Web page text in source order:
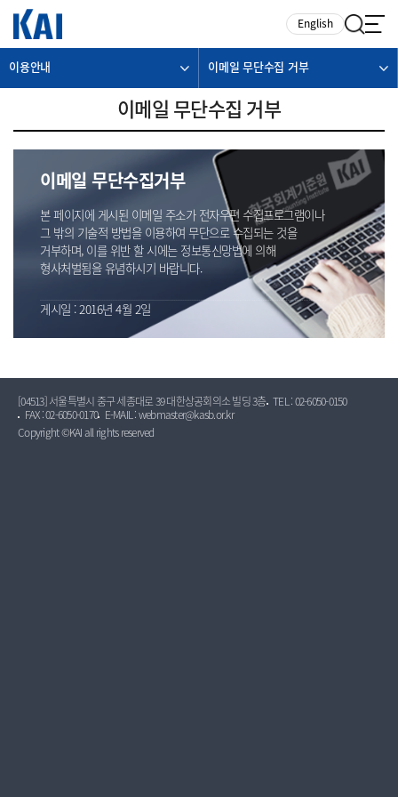
English
이용안내 이메일 무단수집 거부
이메일 무단수집 거부
이메일 무단수집거부
본 페이지에 게시된 이메일 주소가 전자우편 수집프로그램이나
그 밖의 기술적 방법을 이용하여 무단으로 수집되는 것을
거부하며, 이를 위반 할 시에는 정보통신망법에 의해
형사처벌됨을 유념하시기 바랍니다.
게시일 : 2016년 4월 2일
[04513] 서울특별시 중구 세종대로 39 대한상공회의소 빌딩 3층 TEL : 02-6050-0150
FAX : 02-6050-0170
E-MAIL : webmaster@kasb.or.kr
Copyright ©KAI all rights reserved